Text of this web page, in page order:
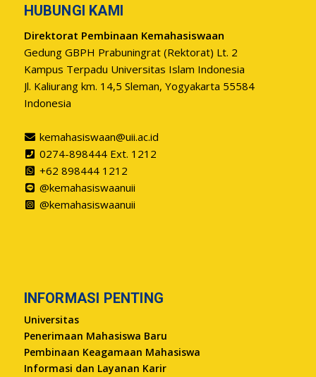
HUBUNGI KAMI
Direktorat Pembinaan Kemahasiswaan
Gedung GBPH Prabuningrat (Rektorat) Lt. 2
Kampus Terpadu Universitas Islam Indonesia
Jl. Kaliurang km. 14,5 Sleman, Yogyakarta 55584
Indonesia
kemahasiswaan@uii.ac.id
0274-898444 Ext. 1212
+62 898444 1212
@kemahasiswaanuii
@kemahasiswaanuii
INFORMASI PENTING
Universitas
Penerimaan Mahasiswa Baru
Pembinaan Keagamaan Mahasiswa
Informasi dan Layanan Karir